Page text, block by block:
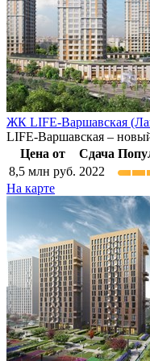
ЖК LIFE-Варшавская
LIFE-Варшавская –
Цена от
Сдача
8,5 млн руб. 2022
На карте